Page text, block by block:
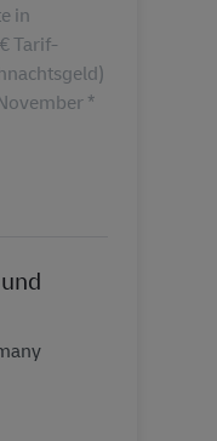
in
Tarif-
*